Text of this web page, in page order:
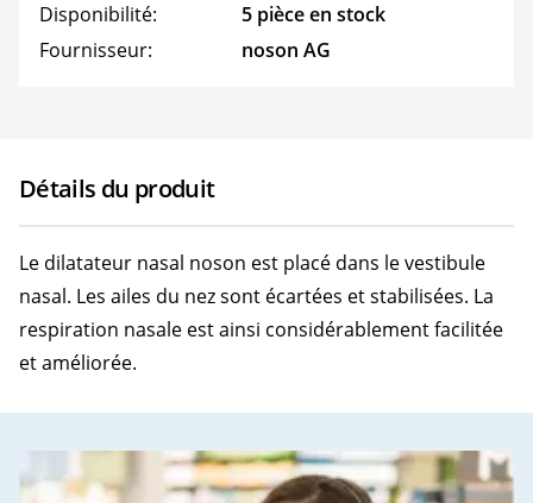
Disponibilité:
5 pièce en stock
Fournisseur:
noson AG
Détails du produit
Le dilatateur nasal noson est placé dans le vestibule
nasal. Les ailes du nez sont écartées et stabilisées. La
respiration nasale est ainsi considérablement facilitée
et améliorée.